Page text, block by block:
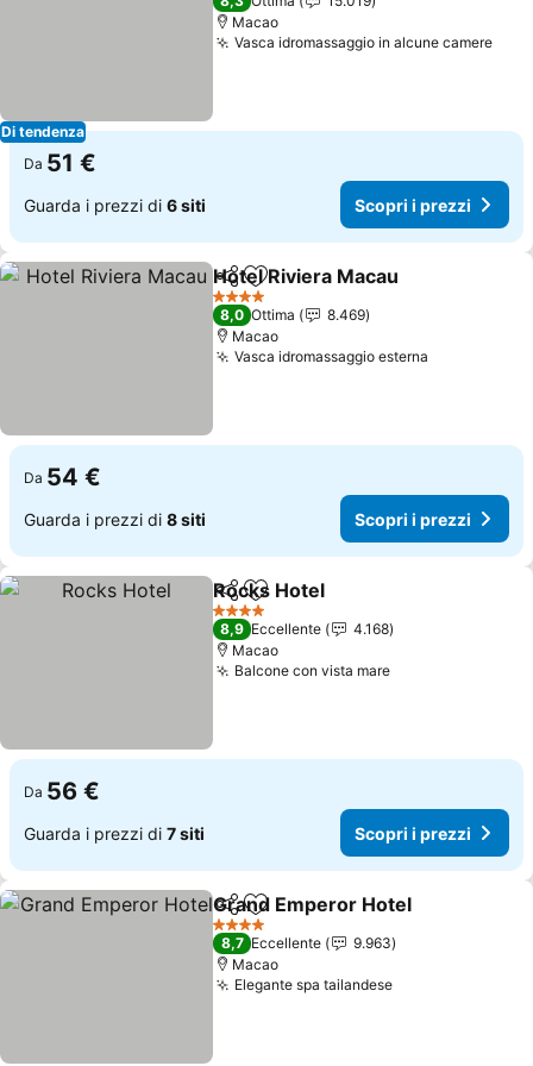
Di tendenza
Macao
Vasca idromassaggio in alcune camere
Da 51 €
Guarda i prezzi di 6 siti Scopri i prezzi
CondividiAggiungi ai preferiti
Hotel Riviera Macau
4 Stelle
8,0 Ottima
8.469
Macao
Vasca idromassaggio esterna
Da 54 €
Guarda i prezzi di 8 siti Scopri i prezzi
CondividiAggiungi ai preferiti
Rocks Hotel
4 Stelle
8,9 Eccellente
4.168
Macao
Balcone con vista mare
Da 56 €
Guarda i prezzi di 7 siti Scopri i prezzi
CondividiAggiungi ai preferiti
Grand Emperor Hotel
4 Stelle
8,7 Eccellente
9.963
Macao
Elegante spa tailandese